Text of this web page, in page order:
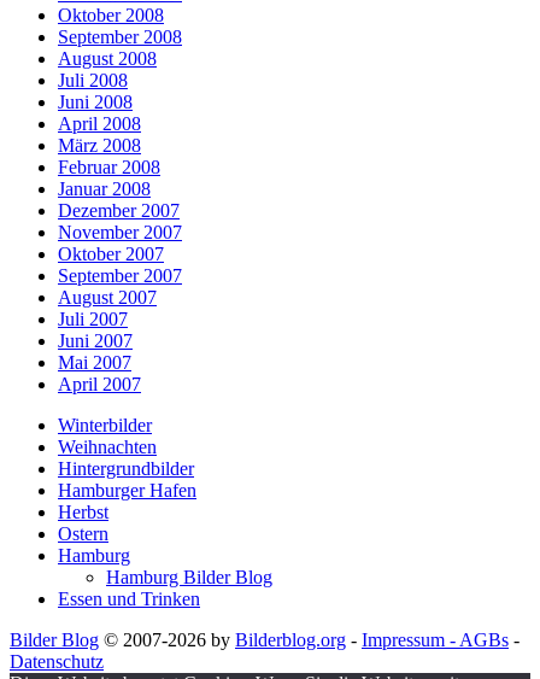
Oktober 2008
September 2008
August 2008
Juli 2008
Juni 2008
April 2008
März 2008
Februar 2008
Januar 2008
Dezember 2007
November 2007
Oktober 2007
September 2007
August 2007
Juli 2007
Juni 2007
Mai 2007
April 2007
Winterbilder
Weihnachten
Hintergrundbilder
Hamburger Hafen
Herbst
Ostern
Hamburg
Hamburg Bilder Blog
Essen und Trinken
Bilder Blog © 2007-2026 by Bilderblog.org - Impressum - AGBs -
Datenschutz